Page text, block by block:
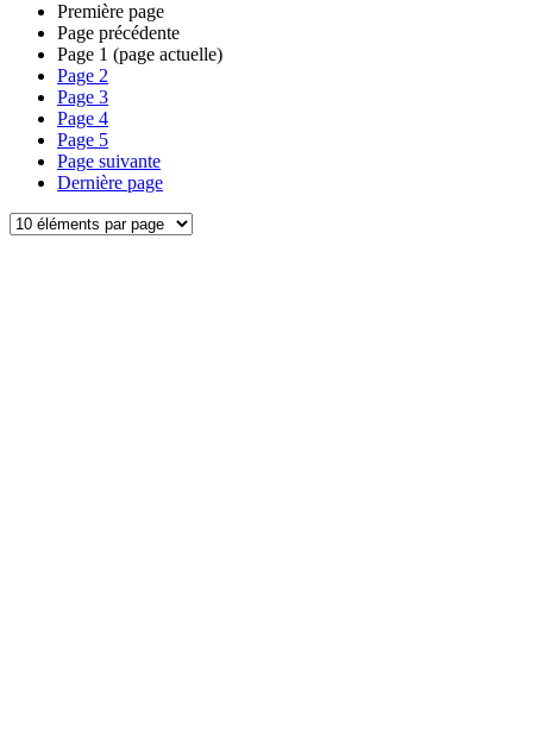
Première page
Page précédente
Page 1 (page actuelle)
Page 2
Page 3
Page 4
Page 5
Page suivante
Dernière page